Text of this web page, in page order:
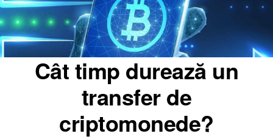
Cât timp durează un
transfer de
criptomonede?